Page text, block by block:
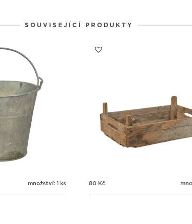
SOUVISEJÍCÍ PRODUKTY
množství: 1 ks 80 Kč